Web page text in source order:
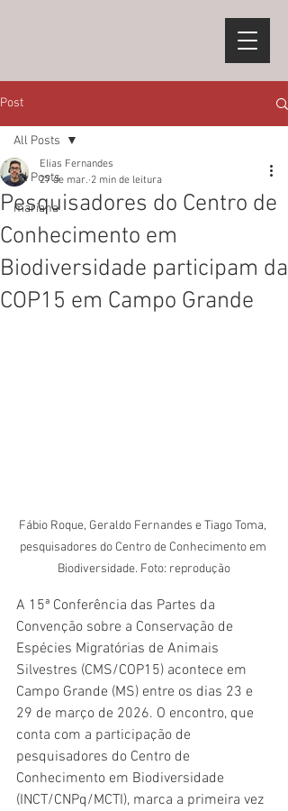
Post
All Posts
mariana
All Posts
Pesquisadores do Centro de
Conhecimento em
Biodiversidade participam da
COP15 em Campo Grande
Elias Fernandes
27 de mar. 2 min de leitura
Fábio Roque, Geraldo Fernandes e Tiago Toma,
pesquisadores do Centro de Conhecimento em
Biodiversidade. Foto: reprodução
A 15ª Conferência das Partes da
Convenção sobre a Conservação de
Espécies Migratórias de Animais
Silvestres (CMS/COP15) acontece em
Campo Grande (MS) entre os dias 23 e
29 de março de 2026. O encontro, que
conta com a participação de
pesquisadores do Centro de
Conhecimento em Biodiversidade
(INCT/CNPq/MCTI), marca a primeira vez